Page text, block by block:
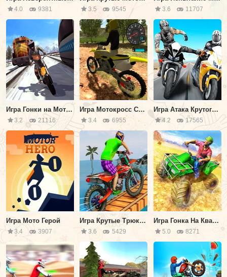
4.0 9381 3.5 9545 3.6 11707
Игра Гонки на Мотоцикле Против Поезда
3.2 21116
Игра Мотокросс Симулятор 2
3.4 6955
Игра Атака Крутого Мотогонщика
4.2 17565
Игра Мото Герой
3.4 3907
Игра Крутые Трюки Мотоциклов 3Д
3.6 5429
Игра Гонка На Квадроциклах 3Д
5.0 8271